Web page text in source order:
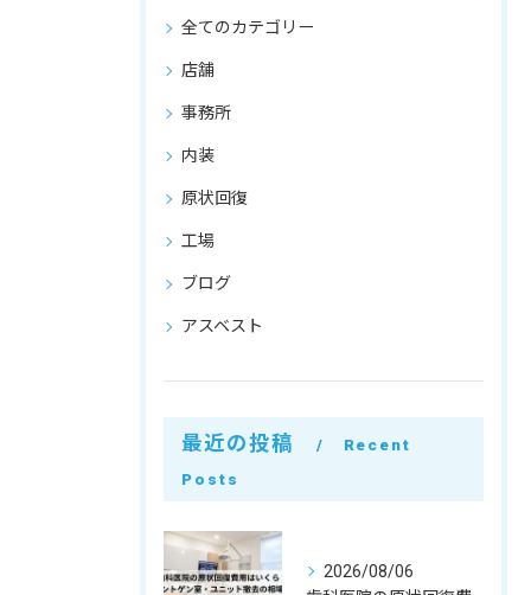
全てのカテゴリー
店舗
事務所
内装
原状回復
工場
ブログ
アスベスト
最近の投稿
Recent
Posts
2026/08/06